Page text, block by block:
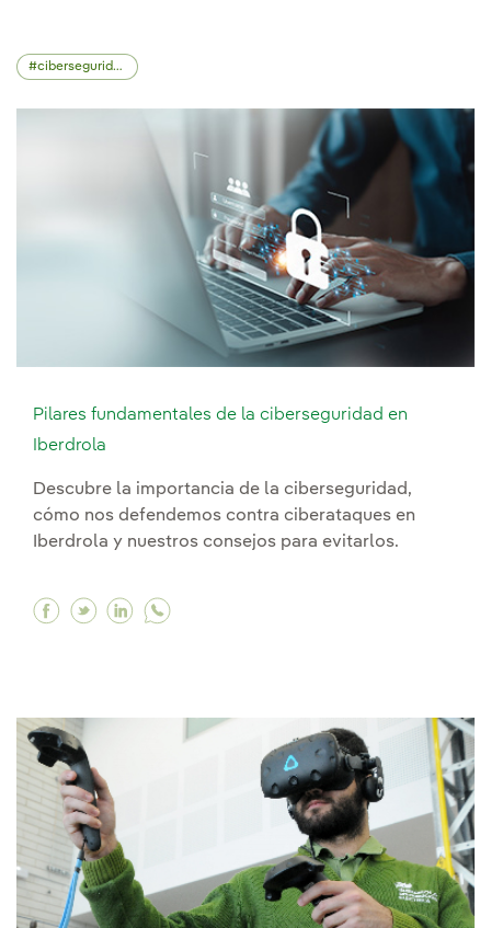
ciberseguridad
Pilares fundamentales de la ciberseguridad en
Iberdrola
Descubre la importancia de la ciberseguridad,
cómo nos defendemos contra ciberataques en
Iberdrola y nuestros consejos para evitarlos.
Facebook Pilares fundamentales de la
Twitter Pilares fundamentales de la
Linkedin Pilares fundamentales de la